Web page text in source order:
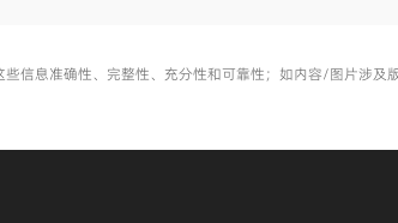
信息准确性、完整性、充分性和可靠性；如内容/图片涉及